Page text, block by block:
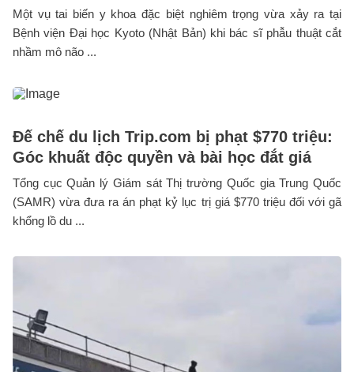
Một vụ tai biến y khoa đặc biệt nghiêm trọng vừa xảy ra tại
Bệnh viện Đại học Kyoto (Nhật Bản) khi bác sĩ phẫu thuật cắt
nhầm mô não ...
Đế chế du lịch Trip.com bị phạt $770 triệu:
Góc khuất độc quyền và bài học đắt giá
Tổng cục Quản lý Giám sát Thị trường Quốc gia Trung Quốc
(SAMR) vừa đưa ra án phạt kỷ lục trị giá $770 triệu đối với gã
khổng lồ du ...